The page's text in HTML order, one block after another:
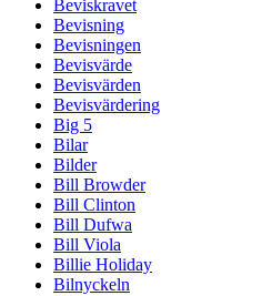
Beviskravet
Bevisning
Bevisningen
Bevisvärde
Bevisvärden
Bevisvärdering
Big 5
Bilar
Bilder
Bill Browder
Bill Clinton
Bill Dufwa
Bill Viola
Billie Holiday
Bilnyckeln